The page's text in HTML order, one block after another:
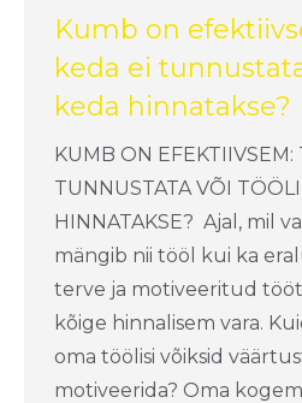
Kumb on
keda ei
keda hinnatakse?
KUMB ON EFEKTIIVSEM:
TUNNUSTATA VÕI
HINNATAKSE? Ajal, mil
mängib nii tööl kui ka
terve ja motiveeritud
kõige hinnalisem vara.
oma töölisi võiksid
motiveerida? Oma